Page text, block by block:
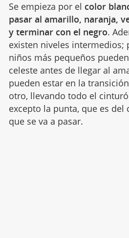
Se empieza por el color
pasar al amarillo, naranja,
y terminar con el negro.
existen niveles intermedios;
niños más pequeños
celeste antes de llegar al
pueden estar en la
otro, llevando todo el
excepto la punta, que es del
que se va a pasar.